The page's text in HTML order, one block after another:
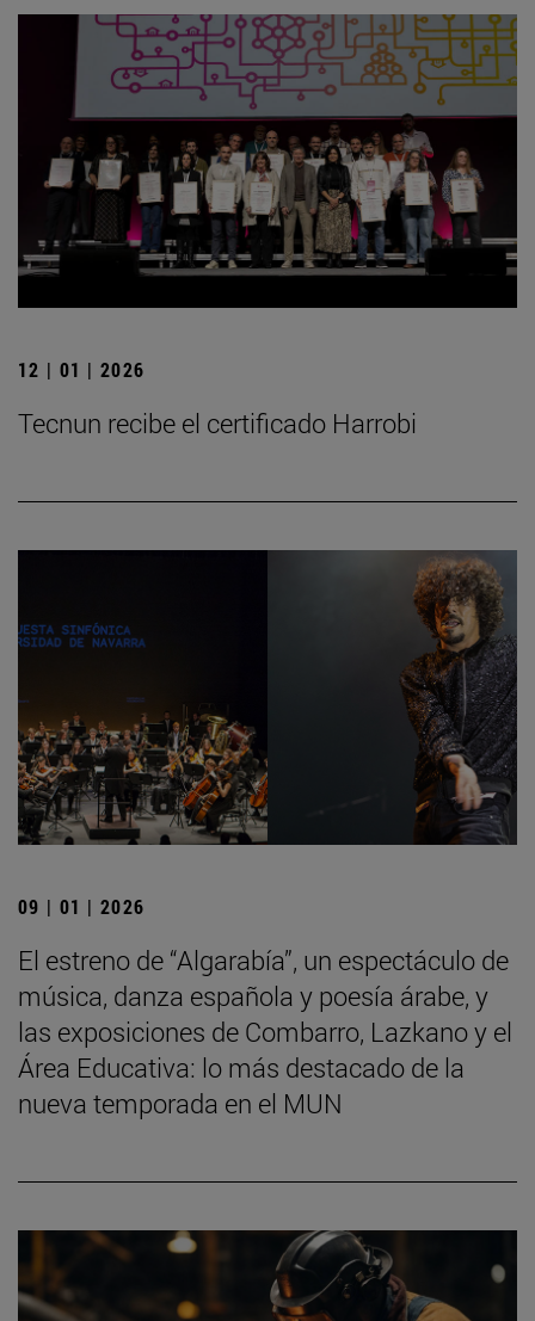
12 | 01 | 2026
Tecnun recibe el certificado Harrobi
09 | 01 | 2026
El estreno de “Algarabía”, un espectáculo de
música, danza española y poesía árabe, y
las exposiciones de Combarro, Lazkano y el
Área Educativa: lo más destacado de la
nueva temporada en el MUN